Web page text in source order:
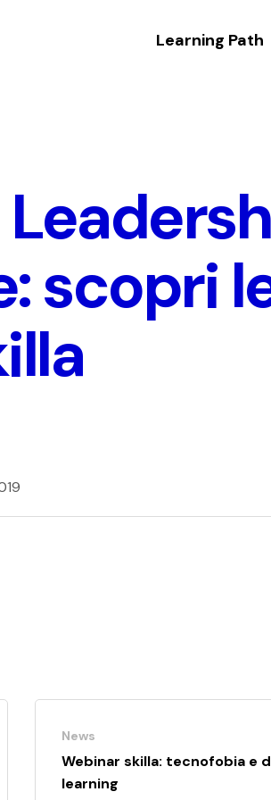
Learning Path
scopri
News
Webinar skilla: tecnofobia e
learning